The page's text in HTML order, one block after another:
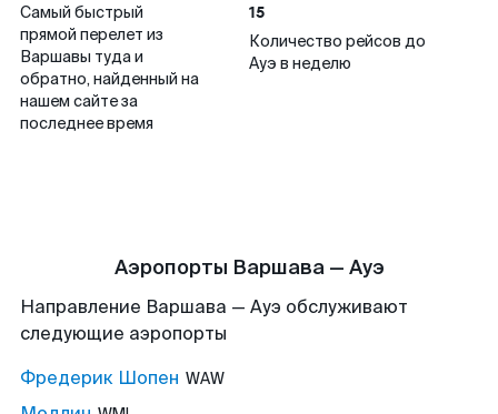
Самый быстрый
прямой перелет из
Варшавы туда и
обратно, найденный на
нашем сайте за
последнее время
15
Количество рейсов до
Ауэ в неделю
Аэропорты Варшава — Ауэ
Направление Варшава — Ауэ обслуживают
следующие аэропорты
Фредерик Шопен WAW